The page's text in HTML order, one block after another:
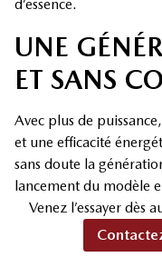
d’essence.
UNE
ET SANS
Avec plus de
et une efficacité
sans doute la
lancement du modèle
Venez l’essayer dès